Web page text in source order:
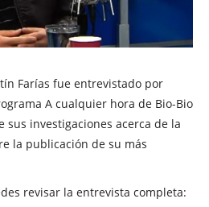
Farías fue entrevistado por
A cualquier hora de Bio-Bio
sus investigaciones acerca de la
la publicación de su más
revisar la entrevista completa: